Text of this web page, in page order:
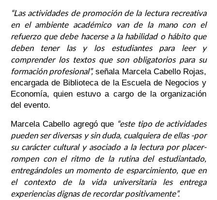
“Las actividades de promoción de la lectura recreativa
en el ambiente académico van de la mano con el
refuerzo que debe hacerse a la habilidad o hábito que
deben tener las y los estudiantes para leer y
comprender los textos que son obligatorios para su
formación profesional”,señala Marcela Cabello Rojas,
encargada de Biblioteca de la Escuela de Negocios y
Economía, quien estuvo a cargo de la organización
del evento.
Marcela Cabello agregó que “este tipo de actividades
pueden ser diversas y sin duda, cualquiera de ellas -por
su carácter cultural y asociado a la lectura por placer-
rompen con el ritmo de la rutina del estudiantado,
entregándoles un momento de esparcimiento, que en
el contexto de la vida universitaria les entrega
experiencias dignas de recordar positivamente”.